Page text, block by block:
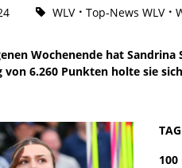
WLV Top-News WLV
Wochenende hat
von 6.260 Punkten holte sie